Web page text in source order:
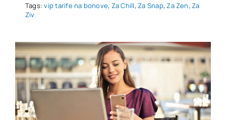
Tags:vip tarife na bonove, Za Chill,Za Snap,Za Zen,Za
Ziv